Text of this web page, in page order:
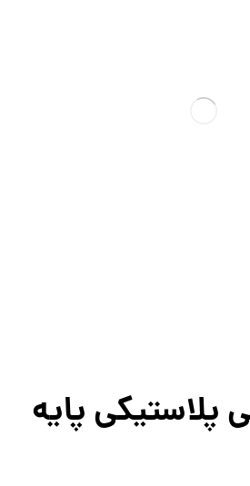
پلاستیکی پایه